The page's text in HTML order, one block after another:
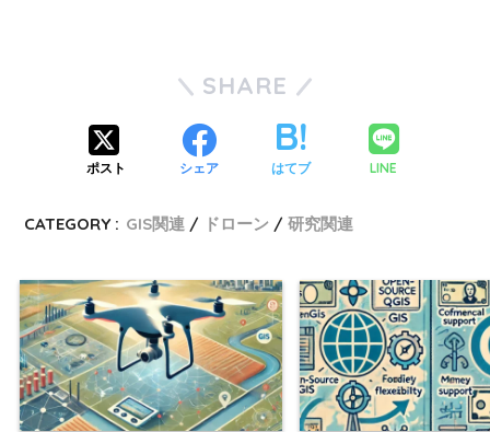
SHARE
ポスト シェア はてブ LINE
CATEGORY : GIS関連 ドローン 研究関連